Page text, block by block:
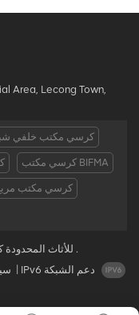
Area, Lecong Town,
كرسي مكتب خلفي
كرسي مكتب BIFMA
كرسي مكتب مريح
© 2026 شركة فوشان OFC للأثاث المحدودة كل الحقوق محفوظة .
|